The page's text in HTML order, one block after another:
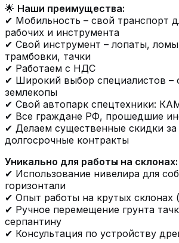
🌟 Наши преимущества:
✔ Мобильность – свой транспорт
рабочих и инструмента
✔ Свой инструмент – лопаты,
трамбовки, тачки
✔ Работаем с НДС
✔ Широкий выбор специалистов –
землекопы
✔ Свой автопарк спецтехники:
✔ Все граждане РФ, прошедшие
✔ Делаем существенные скидки
долгосрочные контракты
Уникально для работы на склонах:
✔ Использование нивелира для
горизонтали
✔ Опыт работы на крутых склонах
✔ Ручное перемещение грунта
серпантину
✔ Консультация по устройству